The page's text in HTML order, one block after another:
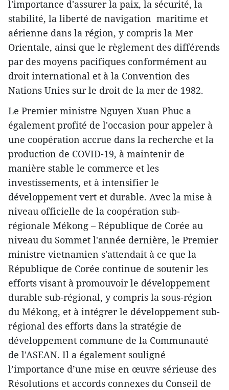
l'importance d'assurer la paix, la sécurité, la
stabilité, la liberté de navigation maritime et
aérienne dans la région, y compris la Mer
Orientale, ainsi que le règlement des différends
par des moyens pacifiques conformément au
droit international et à la Convention des
Nations Unies sur le droit de la mer de 1982.
Le Premier ministre Nguyen Xuan Phuc a
également profité de l'occasion pour appeler à
une coopération accrue dans la recherche et la
production de COVID-19, à maintenir de
manière stable le commerce et les
investissements, et à intensifier le
développement vert et durable. Avec la mise à
niveau officielle de la coopération sub-
régionale Mékong – République de Corée au
niveau du Sommet l'année dernière, le Premier
ministre vietnamien s'attendait à ce que la
République de Corée continue de soutenir les
efforts visant à promouvoir le développement
durable sub-régional, y compris la sous-région
du Mékong, et à intégrer le développement sub-
régional des efforts dans la stratégie de
développement commune de la Communauté
de l'ASEAN. Il a également souligné
l’importance d’une mise en œuvre sérieuse des
Résolutions et accords connexes du Conseil de